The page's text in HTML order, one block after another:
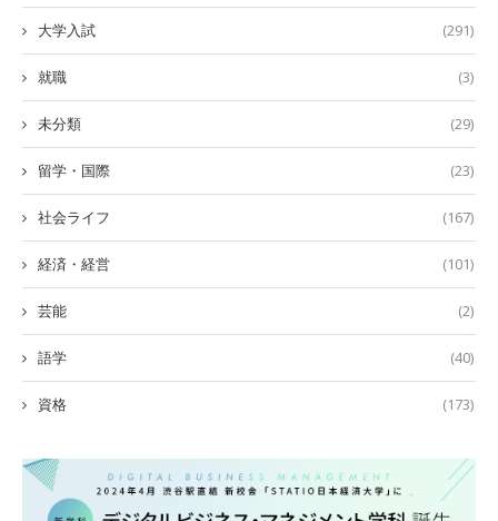
大学入試 (291)
就職 (3)
未分類 (29)
留学・国際 (23)
社会ライフ (167)
経済・経営 (101)
芸能 (2)
語学 (40)
資格 (173)